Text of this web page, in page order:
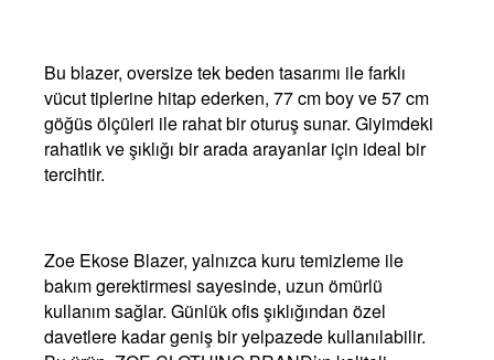
Bu blazer, oversize tek beden tasarımı ile farklı
vücut tiplerine hitap ederken, 77 cm boy ve 57 cm
göğüs ölçüleri ile rahat bir oturuş sunar. Giyimdeki
rahatlık ve şıklığı bir arada arayanlar için ideal bir
tercihtir.
Zoe Ekose Blazer, yalnızca kuru temizleme ile
bakım gerektirmesi sayesinde, uzun ömürlü
kullanım sağlar. Günlük ofis şıklığından özel
davetlere kadar geniş bir yelpazede kullanılabilir.